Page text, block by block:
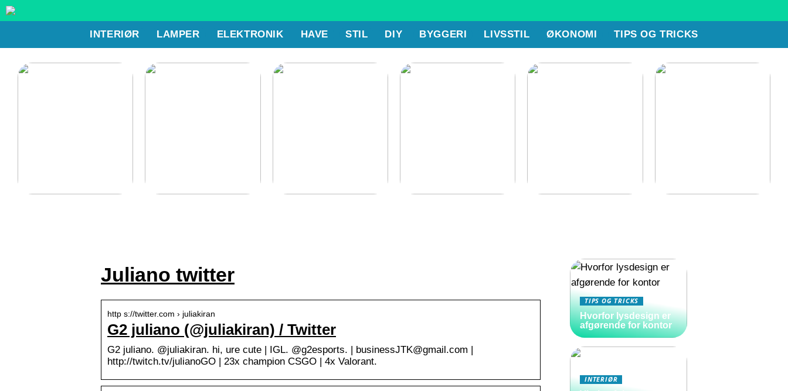
INTERIØR LAMPER ELEKTRONIK HAVE STIL DIY BYGGERI LIVSSTIL ØKONOMI TIPS OG TRICKS
Juliano twitter
http s://twitter.com › juliakiran
G2 juliano (@juliakiran) / Twitter
G2 juliano. @juliakiran. hi, ure cute | IGL. @g2esports. | businessJTK@gmail.com |
http://twitch.tv/julianoGO | 23x champion CSGO | 4x Valorant.
TIPS OG TRICKS
Hvorfor lysdesign er
afgørende for kontor
INTERIØR